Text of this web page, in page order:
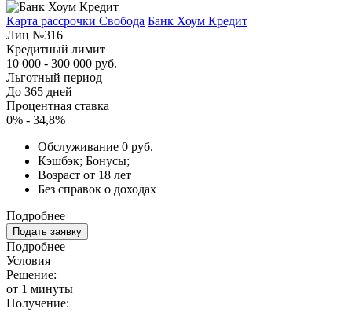
Карта рассрочки Свобода Банк Хоум Кредит
Лиц №316
Кредитный лимит
10 000 - 300 000 руб.
Льготный период
До 365 дней
Процентная ставка
0% - 34,8%
Обслуживание 0 руб.
Кэшбэк; Бонусы;
Возраст от 18 лет
Без справок о доходах
Подробнее
Подать заявку
Подробнее
Условия
Решение:
от 1 минуты
Получение: